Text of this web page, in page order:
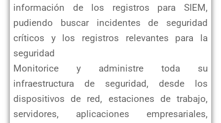
información de los registros para SIEM,
pudiendo buscar incidentes de seguridad
críticos y los registros relevantes para la
seguridad
Monitorice y administre toda su
infraestructura de seguridad, desde los
dispositivos de red, estaciones de trabajo,
servidores, aplicaciones empresariales,